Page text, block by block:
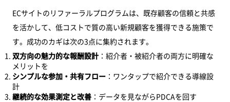
ECサイトのリファーラルプログラムは、既存顧客の信頼と共感
を活かして、低コストで質の高い新規顧客を獲得できる施策で
す。成功のカギは次の3点に集約されます。
双方向の魅力的な報酬設計：紹介者・被紹介者の両方に明確な
メリットを
シンプルな参加・共有フロー ：ワンタップで紹介できる導線設
計
継続的な効果測定と改善 ：データを見ながらPDCAを回す